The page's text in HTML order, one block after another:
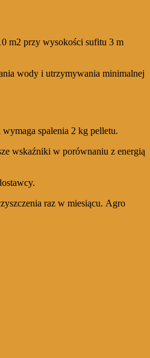
m2 przy wysokości sufitu 3 m
wody i utrzymywania minimalnej
spalenia 2 kg pelletu.
wskaźniki w porównaniu z energią
raz w miesiącu. Agro